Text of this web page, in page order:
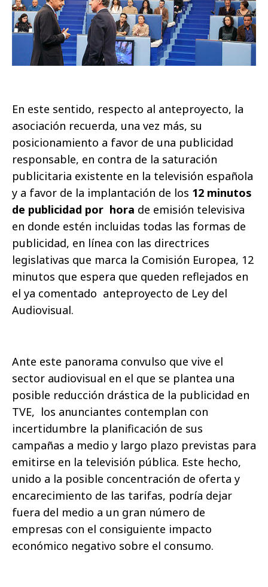
En este sentido, respecto al anteproyecto, la
asociación recuerda, una vez más, su
posicionamiento a favor de una publicidad
responsable, en contra de la saturación
publicitaria existente en la televisión española
y a favor de la implantación de los 12 minutos
de publicidad por hora de emisión televisiva
en donde estén incluidas todas las formas de
publicidad, en línea con las directrices
legislativas que marca la Comisión Europea, 12
minutos que espera que queden reflejados en
el ya comentado anteproyecto de Ley del
Audiovisual.
Ante este panorama convulso que vive el
sector audiovisual en el que se plantea una
posible reducción drástica de la publicidad en
TVE, los anunciantes contemplan con
incertidumbre la planificación de sus
campañas a medio y largo plazo previstas para
emitirse en la televisión pública. Este hecho,
unido a la posible concentración de oferta y
encarecimiento de las tarifas, podría dejar
fuera del medio a un gran número de
empresas con el consiguiente impacto
económico negativo sobre el consumo.